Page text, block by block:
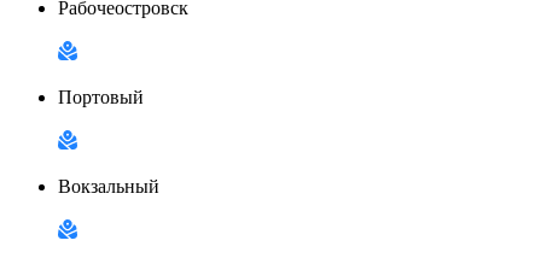
Рабочеостровск
Портовый
Вокзальный